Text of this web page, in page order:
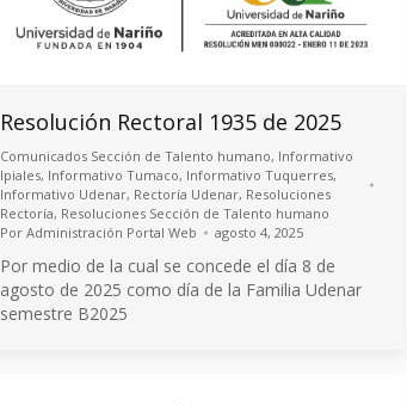
Resolución Rectoral 1935 de 2025
Comunicados Sección de Talento humano, Informativo
Ipiales, Informativo Tumaco, Informativo Tuquerres,
Informativo Udenar, Rectoría Udenar, Resoluciones
Rectoría, Resoluciones Sección de Talento humano
Por Administración Portal Web agosto 4, 2025
Por medio de la cual se concede el día 8 de
agosto de 2025 como día de la Familia Udenar
semestre B2025